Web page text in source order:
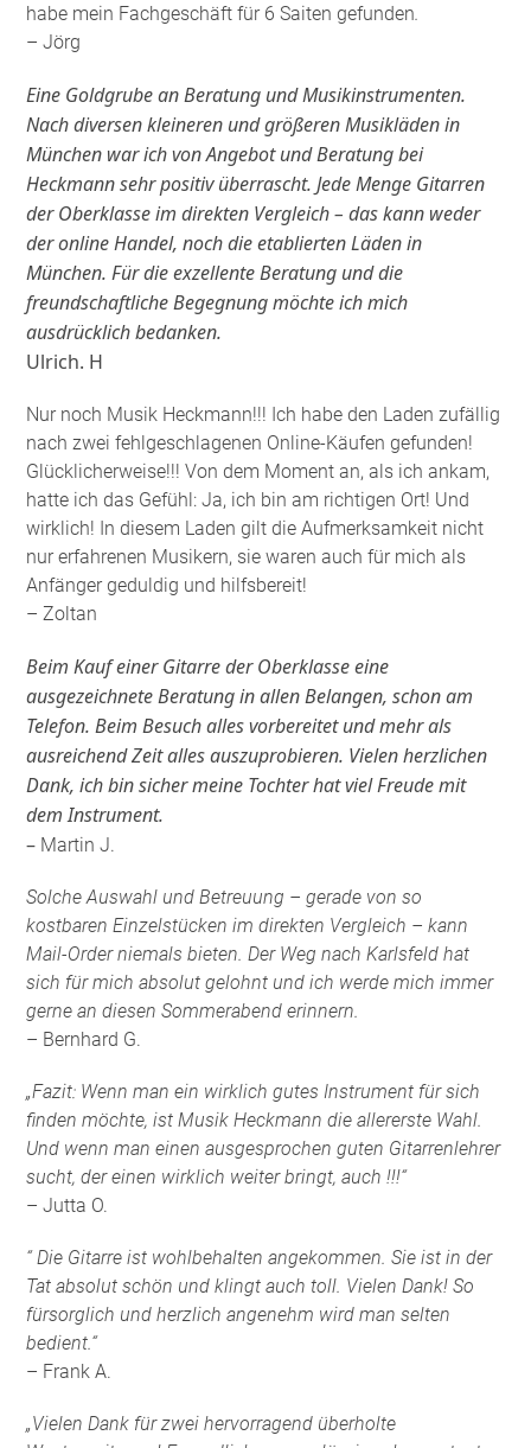
habe mein Fachgeschäft für 6 Saiten gefunden.
– Jörg
Eine Goldgrube an Beratung und Musikinstrumenten.
Nach diversen kleineren und größeren Musikläden in
München war ich von Angebot und Beratung bei
Heckmann sehr positiv überrascht. Jede Menge Gitarren
der Oberklasse im direkten Vergleich – das kann weder
der online Handel, noch die etablierten Läden in
München. Für die exzellente Beratung und die
freundschaftliche Begegnung möchte ich mich
ausdrücklich bedanken.
Ulrich. H
Nur noch Musik Heckmann!!! Ich habe den Laden zufällig
nach zwei fehlgeschlagenen Online-Käufen gefunden!
Glücklicherweise!!! Von dem Moment an, als ich ankam,
hatte ich das Gefühl: Ja, ich bin am richtigen Ort! Und
wirklich! In diesem Laden gilt die Aufmerksamkeit nicht
nur erfahrenen Musikern, sie waren auch für mich als
Anfänger geduldig und hilfsbereit!
– Zoltan
Beim Kauf einer Gitarre der Oberklasse eine
ausgezeichnete Beratung in allen Belangen, schon am
Telefon. Beim Besuch alles vorbereitet und mehr als
ausreichend Zeit alles auszuprobieren. Vielen herzlichen
Dank, ich bin sicher meine Tochter hat viel Freude mit
dem Instrument.
– Martin J.
Solche Auswahl und Betreuung – gerade von so
kostbaren Einzelstücken im direkten Vergleich – kann
Mail-Order niemals bieten. Der Weg nach Karlsfeld hat
sich für mich absolut gelohnt und ich werde mich immer
gerne an diesen Sommerabend erinnern.
– Bernhard G.
„Fazit: Wenn man ein wirklich gutes Instrument für sich
finden möchte, ist Musik Heckmann die allererste Wahl.
Und wenn man einen ausgesprochen guten Gitarrenlehrer
sucht, der einen wirklich weiter bringt, auch !!!“
– Jutta O.
“ Die Gitarre ist wohlbehalten angekommen. Sie ist in der
Tat absolut schön und klingt auch toll. Vielen Dank! So
fürsorglich und herzlich angenehm wird man selten
bedient.“
– Frank A.
„Vielen Dank für zwei hervorragend überholte